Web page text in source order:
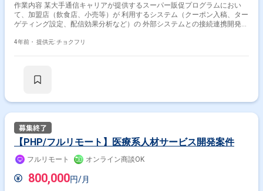
作業内容 某大手通信キャリアが提供するスーパー販促プログラムにおい
て、加盟店（飲食店、小売等）が 利用するシステム（クーポン入稿、ター
ゲティング設定、配信効果分析など）の 外部システムとの接続連携開発支
きます。 ＜開発環境＞ 言語：Python (一部 Javaもあり) フレームワーク：
4年前・ 提供元: チョクフリ
【PHP/フルリモート】医療系人材サービス開発案件
フルリモート オンライン商談OK
800,000円/月